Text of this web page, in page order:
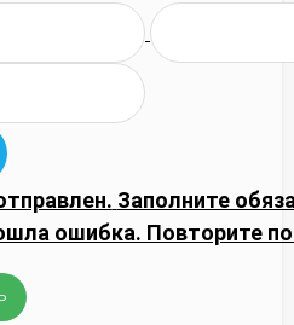
Заполните
ошибка. Повторите